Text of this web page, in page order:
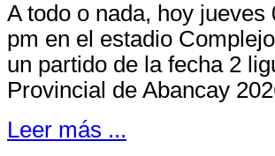
A todo o nada, hoy
pm en el estadio
un partido de la fecha 2
Provincial de Abancay
Leer más ...